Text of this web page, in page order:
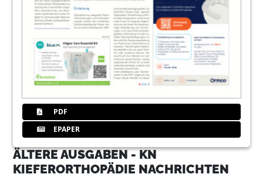
PDF
EPAPER
ÄLTERE AUSGABEN - KN
KIEFERORTHOPÄDIE NACHRICHTEN